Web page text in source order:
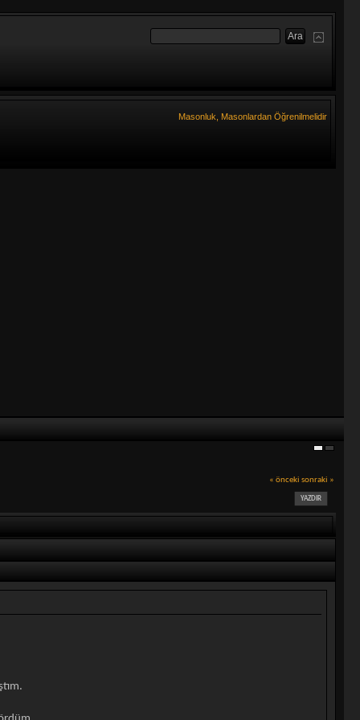
Masonluk, Masonlardan Öğrenilmelidir
« önceki sonraki »
YAZDIR